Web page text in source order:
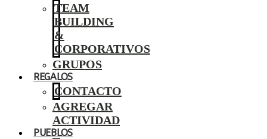
TEAM
BUILDING
&
CORPORATIVOS
GRUPOS
REGALOS
CONTACTO
AGREGAR
ACTIVIDAD
PUEBLOS